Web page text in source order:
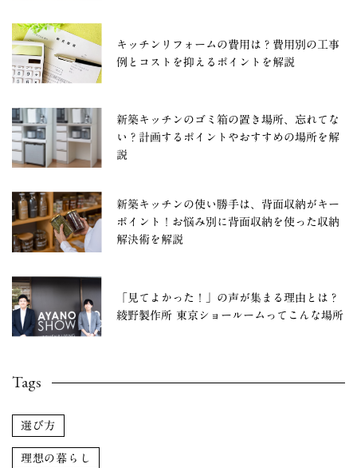
キッチンリフォームの費用は？費用別の工事
例とコストを抑えるポイントを解説
新築キッチンのゴミ箱の置き場所、忘れてな
い？計画するポイントやおすすめの場所を解
説
新築キッチンの使い勝手は、背面収納がキー
ポイント！お悩み別に背面収納を使った収納
解決術を解説
「見てよかった！」の声が集まる理由とは？
綾野製作所 東京ショールームってこんな場所
Tags
選び方
理想の暮らし